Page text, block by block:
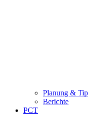
Planung &
Berichte
PCT